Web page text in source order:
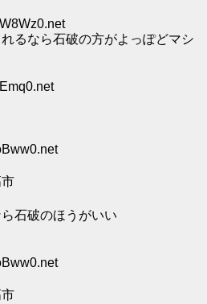
るなら石破の方がよっぽどマシ
石破のほうがいい